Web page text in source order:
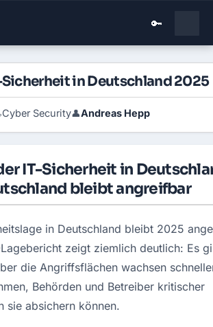
🔑
Sicherheit in Deutschland 2025
Cyber Security👤Andreas Hepp
IT-Sicherheit in
bleibt angreifbar
in Deutschland bleibt 2025
zeigt ziemlich deutlich: Es
die Angriffsflächen wachsen
Behörden und Betreiber kritischer
sie absichern können.